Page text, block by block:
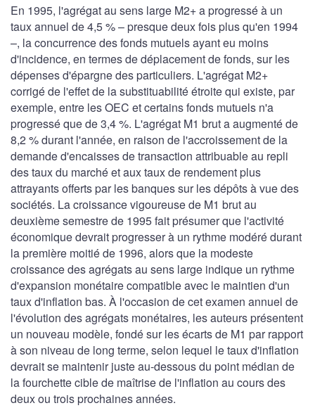
En 1995, l'agrégat au sens large M2+ a progressé à un
taux annuel de 4,5 % – presque deux fois plus qu'en 1994
–, la concurrence des fonds mutuels ayant eu moins
d'incidence, en termes de déplacement de fonds, sur les
dépenses d'épargne des particuliers. L'agrégat M2+
corrigé de l'effet de la substituabilité étroite qui existe, par
exemple, entre les OEC et certains fonds mutuels n'a
progressé que de 3,4 %. L'agrégat M1 brut a augmenté de
8,2 % durant l'année, en raison de l'accroissement de la
demande d'encaisses de transaction attribuable au repli
des taux du marché et aux taux de rendement plus
attrayants offerts par les banques sur les dépôts à vue des
sociétés. La croissance vigoureuse de M1 brut au
deuxième semestre de 1995 fait présumer que l'activité
économique devrait progresser à un rythme modéré durant
la première moitié de 1996, alors que la modeste
croissance des agrégats au sens large indique un rythme
d'expansion monétaire compatible avec le maintien d'un
taux d'inflation bas. À l'occasion de cet examen annuel de
l'évolution des agrégats monétaires, les auteurs présentent
un nouveau modèle, fondé sur les écarts de M1 par rapport
à son niveau de long terme, selon lequel le taux d'inflation
devrait se maintenir juste au-dessous du point médian de
la fourchette cible de maîtrise de l'inflation au cours des
deux ou trois prochaines années.